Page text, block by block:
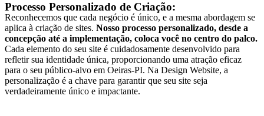
Processo Personalizado de Criação:
Reconhecemos que cada negócio é único, e a mesma abordagem se
aplica à criação de sites. Nosso processo personalizado, desde a
concepção até a implementação, coloca você no centro do palco.
Cada elemento do seu site é cuidadosamente desenvolvido para
refletir sua identidade única, proporcionando uma atração eficaz
para o seu público-alvo em Oeiras-PI. Na Design Website, a
personalização é a chave para garantir que seu site seja
verdadeiramente único e impactante.